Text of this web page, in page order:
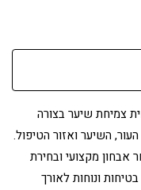
צמיחת שיער בצורה
השיער ואזור הטיפול.
מקצועי ובחירת
ונוחות לאורך